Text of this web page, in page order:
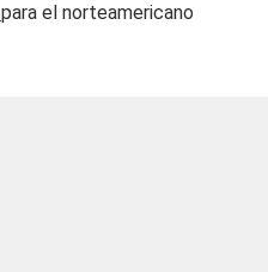
para el norteamericano